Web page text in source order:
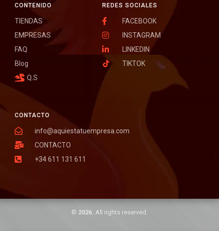
CONTACTO
info@aquiestatuempresa.com
CONTACTO
+34 611 131 611
REDES SOCIALES
FACEBOOK
INSTAGRAM
LINKEDIN
TIKTOK
CONTENIDO
TIENDAS
EMPRESAS
FAQ
Blog
Q.S
© 2026. All rights reserved.